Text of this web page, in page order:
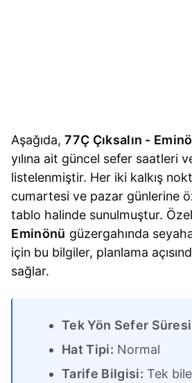
Aşağıda,77Ç Çıksalın -
yılına ait güncel sefer saatleri
listelenmiştir. Her iki kalkış
cumartesi ve pazar günlerine
tablo halinde sunulmuştur.
Eminönü güzergahında
için bu bilgiler, planlama
sağlar.
Tek Yön Sefer
Hat Tipi: Normal
Tarife Bilgisi: Tek